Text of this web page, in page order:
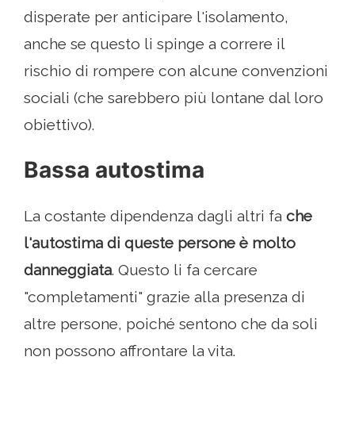
disperate per anticipare l'isolamento,
anche se questo li spinge a correre il
rischio di rompere con alcune convenzioni
sociali (che sarebbero più lontane dal loro
obiettivo).
Bassa autostima
La costante dipendenza dagli altri fa che
l'autostima di queste persone è molto
danneggiata. Questo li fa cercare
"completamenti" grazie alla presenza di
altre persone, poiché sentono che da soli
non possono affrontare la vita.